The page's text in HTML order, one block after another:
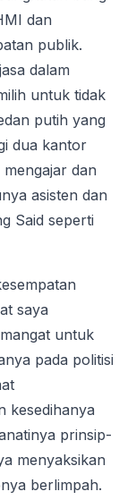
dan
publik.
dalam
untuk tidak
putih yang
dua kantor
dan
asisten dan
Said seperti
saya
untuk
pada politisi
kesedihanya
prinsip-
menyaksikan
berlimpah.